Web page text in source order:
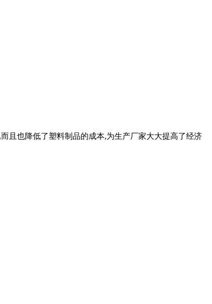
且也降低了塑料制品的成本,为生产厂家大大提高了经济